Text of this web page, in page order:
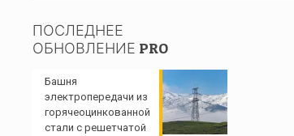
ПОСЛЕДНЕЕ
ОБНОВЛЕНИЕ PRO
Башня
электропередачи из
горячеоцинкованной
стали с решетчатой ​​